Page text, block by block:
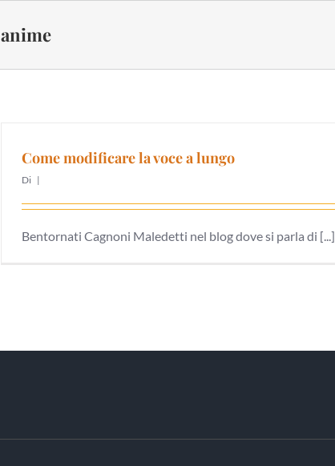
anime
Come modificare la voce a lungo
Di |
Bentornati Cagnoni Maledetti nel blog dove si parla di [...]